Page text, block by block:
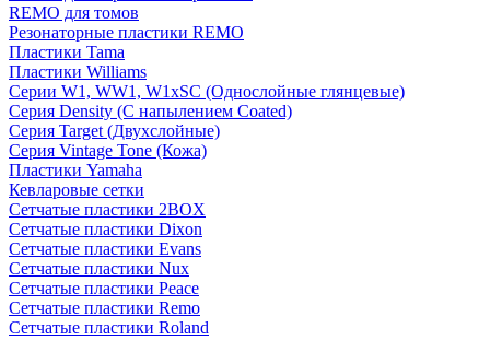
REMO для томов
Резонаторные пластики REMO
Пластики Tama
Пластики Williams
Серии W1, WW1, W1xSC (Однослойные глянцевые)
Серия Density (C напылением Coated)
Серия Target (Двухслойные)
Серия Vintage Tone (Кожа)
Пластики Yamaha
Кевларовые сетки
Сетчатые пластики 2BOX
Сетчатые пластики Dixon
Сетчатые пластики Evans
Сетчатые пластики Nux
Сетчатые пластики Peace
Сетчатые пластики Remo
Сетчатые пластики Roland